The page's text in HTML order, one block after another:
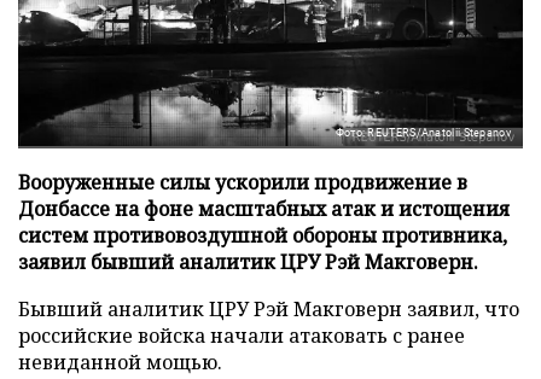
Фото: REUTERS/Anatolii Stepanov
Вооруженные силы ускорили продвижение в
Донбассе на фоне масштабных атак и истощения
систем противовоздушной обороны противника,
заявил бывший аналитик ЦРУ Рэй Макговерн.
Бывший аналитик ЦРУ Рэй Макговерн заявил, что
российские войска начали атаковать с ранее
невиданной мощью.